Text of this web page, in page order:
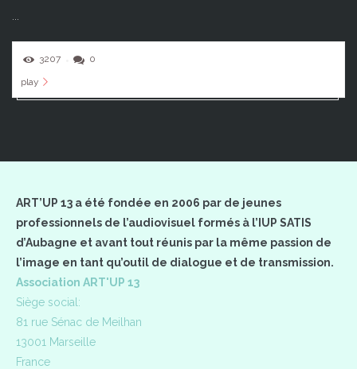
3207 0
play
ART’UP 13 a été fondée en 2006 par de jeunes
professionnels de l’audiovisuel formés à l’IUP SATIS
d’Aubagne et avant tout réunis par la même passion de
l’image en tant qu’outil de dialogue et de transmission.
Association ART'UP 13
Siège social:
81 rue Sénac de Meilhan
13001 Marseille
France